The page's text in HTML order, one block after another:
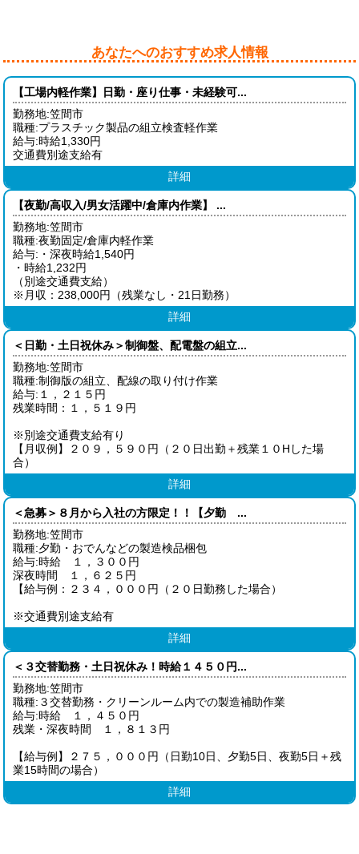
あなたへのおすすめ求人情報
【工場内軽作業】日勤・座り仕事・未経験可...
勤務地:笠間市
職種:プラスチック製品の組立検査軽作業
給与:時給1,330円
交通費別途支給有
詳細
【夜勤/高収入/男女活躍中/倉庫内作業】 ...
勤務地:笠間市
職種:夜勤固定/倉庫内軽作業
給与:・深夜時給1,540円
・時給1,232円
（別途交通費支給）
※月収：238,000円（残業なし・21日勤務）
詳細
＜日勤・土日祝休み＞制御盤、配電盤の組立...
勤務地:笠間市
職種:制御版の組立、配線の取り付け作業
給与:１，２１５円
残業時間：１，５１９円
※別途交通費支給有り
【月収例】２０９，５９０円（２０日出勤＋残業１０Hした場
合）
詳細
＜急募＞８月から入社の方限定！！【夕勤 ...
勤務地:笠間市
職種:夕勤・おでんなどの製造検品梱包
給与:時給 １，３００円
深夜時間 １，６２５円
【給与例：２３４，０００円（２０日勤務した場合）
※交通費別途支給有
詳細
＜３交替勤務・土日祝休み！時給１４５０円...
勤務地:笠間市
職種:３交替勤務・クリーンルーム内での製造補助作業
給与:時給 １，４５０円
残業・深夜時間 １，８１３円
【給与例】２７５，０００円（日勤10日、夕勤5日、夜勤5日＋残
業15時間の場合）
詳細